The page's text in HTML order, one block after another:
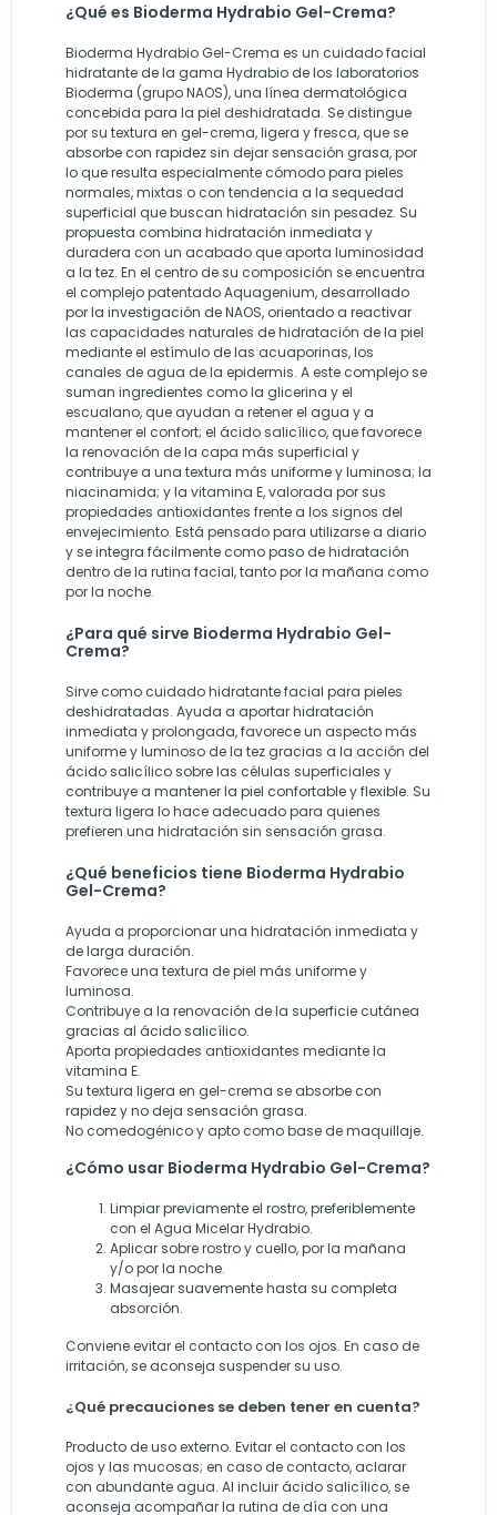
¿Qué es Bioderma Hydrabio Gel-Crema?
Bioderma Hydrabio Gel-Crema es un cuidado facial
hidratante de la gama Hydrabio de los laboratorios
Bioderma (grupo NAOS), una línea dermatológica
concebida para la piel deshidratada. Se distingue
por su textura en gel-crema, ligera y fresca, que se
absorbe con rapidez sin dejar sensación grasa, por
lo que resulta especialmente cómodo para pieles
normales, mixtas o con tendencia a la sequedad
superficial que buscan hidratación sin pesadez. Su
propuesta combina hidratación inmediata y
duradera con un acabado que aporta luminosidad
a la tez. En el centro de su composición se encuentra
el complejo patentado Aquagenium, desarrollado
por la investigación de NAOS, orientado a reactivar
las capacidades naturales de hidratación de la piel
mediante el estímulo de las acuaporinas, los
canales de agua de la epidermis. A este complejo se
suman ingredientes como la glicerina y el
escualano, que ayudan a retener el agua y a
mantener el confort; el ácido salicílico, que favorece
la renovación de la capa más superficial y
contribuye a una textura más uniforme y luminosa; la
niacinamida; y la vitamina E, valorada por sus
propiedades antioxidantes frente a los signos del
envejecimiento. Está pensado para utilizarse a diario
y se integra fácilmente como paso de hidratación
dentro de la rutina facial, tanto por la mañana como
por la noche.
¿Para qué sirve Bioderma Hydrabio Gel-
Crema?
Sirve como cuidado hidratante facial para pieles
deshidratadas. Ayuda a aportar hidratación
inmediata y prolongada, favorece un aspecto más
uniforme y luminoso de la tez gracias a la acción del
ácido salicílico sobre las células superficiales y
contribuye a mantener la piel confortable y flexible. Su
textura ligera lo hace adecuado para quienes
prefieren una hidratación sin sensación grasa.
¿Qué beneficios tiene Bioderma Hydrabio
Gel-Crema?
Ayuda a proporcionar una hidratación inmediata y
de larga duración.
Favorece una textura de piel más uniforme y
luminosa.
Contribuye a la renovación de la superficie cutánea
gracias al ácido salicílico.
Aporta propiedades antioxidantes mediante la
vitamina E.
Su textura ligera en gel-crema se absorbe con
rapidez y no deja sensación grasa.
No comedogénico y apto como base de maquillaje.
¿Cómo usar Bioderma Hydrabio Gel-Crema?
Limpiar previamente el rostro, preferiblemente
con el Agua Micelar Hydrabio.
Aplicar sobre rostro y cuello, por la mañana
y/o por la noche.
Masajear suavemente hasta su completa
absorción.
Conviene evitar el contacto con los ojos. En caso de
irritación, se aconseja suspender su uso.
¿Qué precauciones se deben tener en cuenta?
Producto de uso externo. Evitar el contacto con los
ojos y las mucosas; en caso de contacto, aclarar
con abundante agua. Al incluir ácido salicílico, se
aconseja acompañar la rutina de día con una